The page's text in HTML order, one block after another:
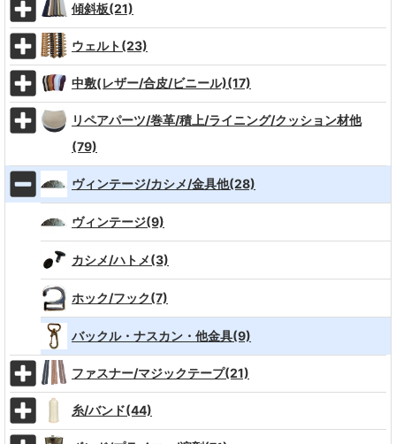
傾斜板(21)
ウェルト(23)
中敷(レザー/合皮/ビニール)(17)
リペアパーツ/巻革/積上/ライニング/クッション材他
(79)
ヴィンテージ/カシメ/金具他(28)
ヴィンテージ(9)
カシメ/ハトメ(3)
ホック/フック(7)
バックル・ナスカン・他金具(9)
ファスナー/マジックテープ(21)
糸/バンド(44)